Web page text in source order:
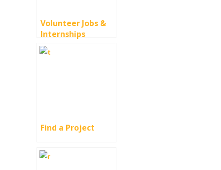
Volunteer Jobs &
Internships
Find a Project